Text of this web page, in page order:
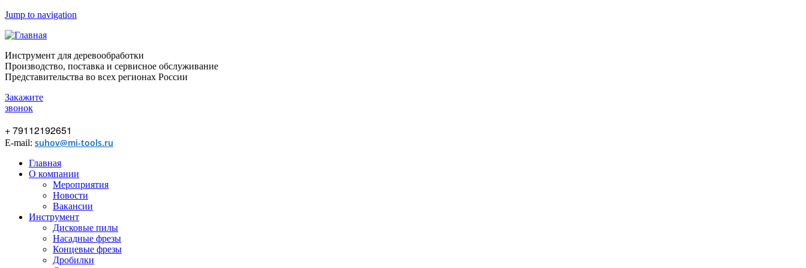
Jump to navigation
Инструмент для деревообработки
Производство, поставка и сервисное обслуживание
Представительства во всех регионах России
Закажите
звонок
+ 79112192651
E-mail: suhov@mi-tools.ru
Главная
О компании
Мероприятия
Новости
Вакансии
Инструмент
Дисковые пилы
Насадные фрезы
Концевые фрезы
Дробилки